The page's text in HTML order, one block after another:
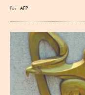
Por AFP